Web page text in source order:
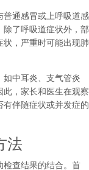
通感冒或上呼吸道感
了呼吸道症状外，部
，严重时可能出现肺
如中耳炎、支气管炎
，家长和医生在观察
伴随症状或并发症的
法
检查结果的结合。首